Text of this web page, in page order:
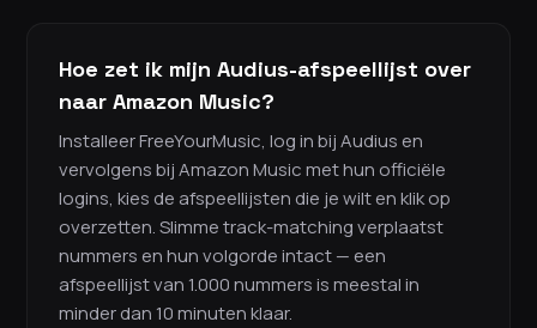
Hoe zet ik mijn Audius-afspeellijst over
naar Amazon Music?
Installeer FreeYourMusic, log in bij Audius en
vervolgens bij Amazon Music met hun officiële
logins, kies de afspeellijsten die je wilt en klik op
overzetten. Slimme track-matching verplaatst
nummers en hun volgorde intact — een
afspeellijst van 1.000 nummers is meestal in
minder dan 10 minuten klaar.